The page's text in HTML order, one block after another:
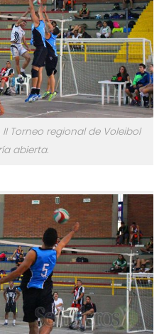
Torneo regional de Voleibol
abierta.